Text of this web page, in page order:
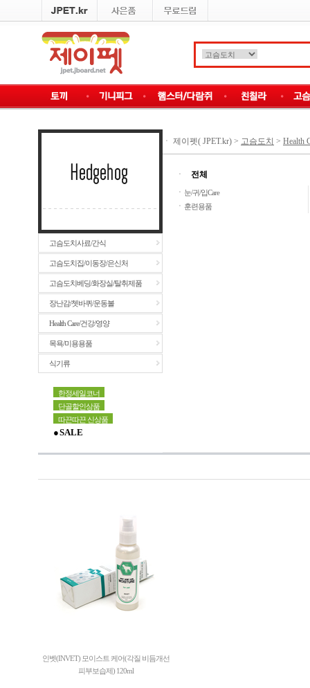
고슴도치사료/간식
고슴도치집/이동장/은신처
고슴도치베딩/화장실/탈취제품
장난감/쳇바퀴/운동볼
Health Care/건강/영양
목욕/미용용품
식기류
한정세일코너
단골할인상품
따끈따끈 신상품
● S A L E
ㆍ 제이펫( JPET.kr) > 고슴도치 > Health
ㆍ
전체
ㆍ 눈/귀/입Care
ㆍ 훈련용품
인벳(INVET) 모이스트 케어(각질 비듬개선
피부보습제) 120ml